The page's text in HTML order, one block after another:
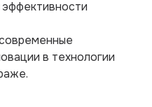
в технологии